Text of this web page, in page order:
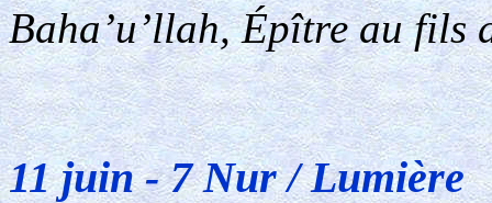
Baha’u’llah, Épître au fils
11 juin - 7 Nur / Lumière